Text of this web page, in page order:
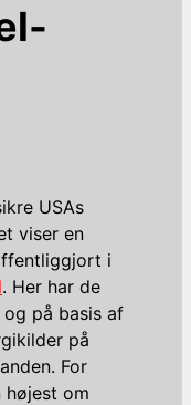
USAs
viser en
i
. Her har de
på basis af
på
For
om